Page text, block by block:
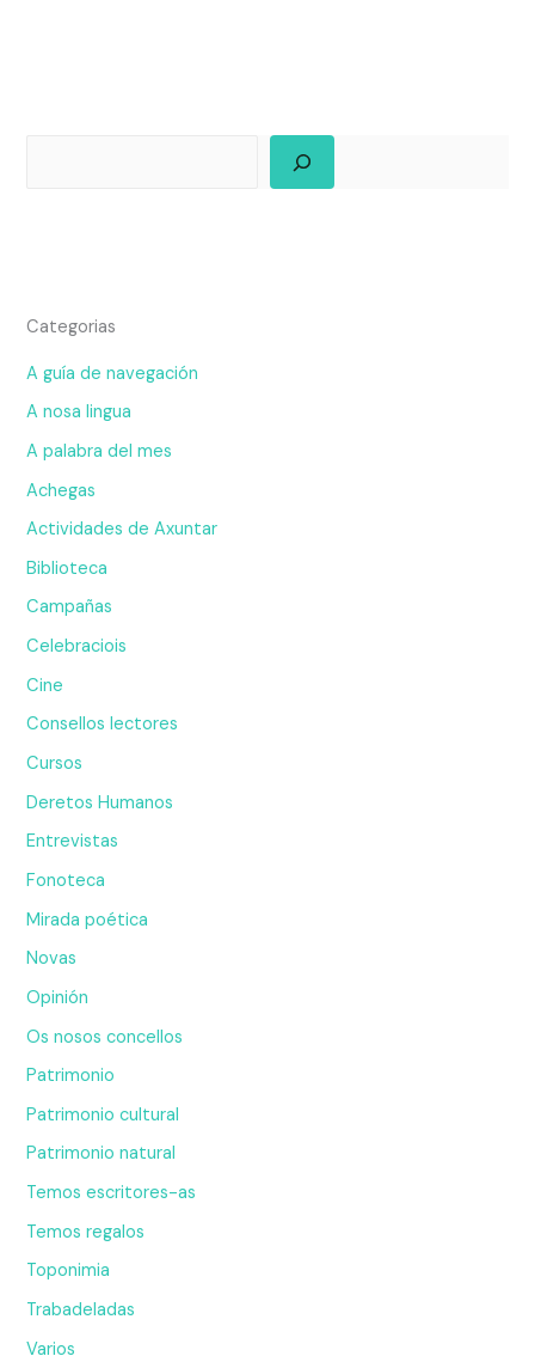
Categorias
A guía de navegación
A nosa lingua
A palabra del mes
Achegas
Actividades de Axuntar
Biblioteca
Campañas
Celebraciois
Cine
Consellos lectores
Cursos
Deretos Humanos
Entrevistas
Fonoteca
Mirada poética
Novas
Opinión
Os nosos concellos
Patrimonio
Patrimonio cultural
Patrimonio natural
Temos escritores-as
Temos regalos
Toponimia
Trabadeladas
Varios